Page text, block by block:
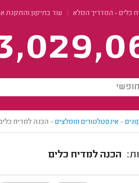
כלים - המדריך המלא עוד בתיקון והתקנת
> אינסטלטורים מומלצים> הכנה למדיח
הכנה למדיח כלים